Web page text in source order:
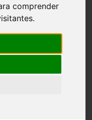
comprender